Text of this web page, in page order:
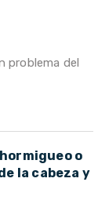
problema del
o
la cabeza y